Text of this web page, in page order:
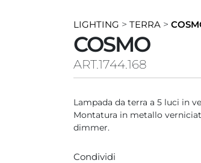
LIGHTING > TERRA >
COSMO
ART.1744.168
Lampada da terra a 5 luci in
Montatura in metallo
dimmer.
Condividi